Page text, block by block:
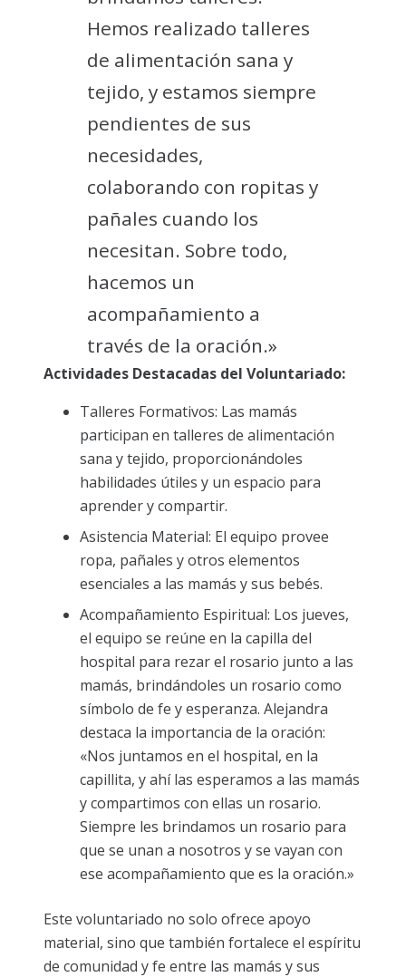
Hemos realizado talleres
de alimentación sana y
tejido, y estamos siempre
pendientes de sus
necesidades,
colaborando con ropitas y
pañales cuando los
necesitan. Sobre todo,
hacemos un
acompañamiento a
través de la oración.»
Actividades Destacadas del Voluntariado:
Talleres Formativos: Las mamás
participan en talleres de alimentación
sana y tejido, proporcionándoles
habilidades útiles y un espacio para
aprender y compartir.
Asistencia Material: El equipo provee
ropa, pañales y otros elementos
esenciales a las mamás y sus bebés.
Acompañamiento Espiritual: Los jueves,
el equipo se reúne en la capilla del
hospital para rezar el rosario junto a las
mamás, brindándoles un rosario como
símbolo de fe y esperanza. Alejandra
destaca la importancia de la oración:
«Nos juntamos en el hospital, en la
capillita, y ahí las esperamos a las mamás
y compartimos con ellas un rosario.
Siempre les brindamos un rosario para
que se unan a nosotros y se vayan con
ese acompañamiento que es la oración.»
Este voluntariado no solo ofrece apoyo
material, sino que también fortalece el espíritu
de comunidad y fe entre las mamás y sus